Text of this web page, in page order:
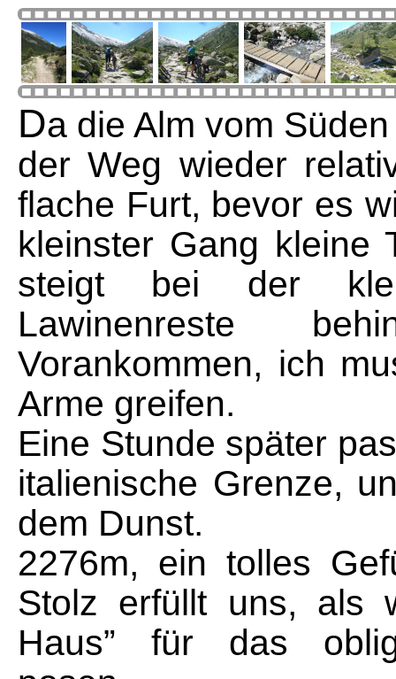
Da die Alm vom
der Weg wieder
flache Furt, bevor es
kleinster Gang kleine
steigt bei der
Lawinenreste
Vorankommen, ich
Arme greifen.
Eine Stunde später
italienische Grenze,
dem Dunst.
2276m, ein tolles
Stolz erfüllt uns, als
Haus” für das